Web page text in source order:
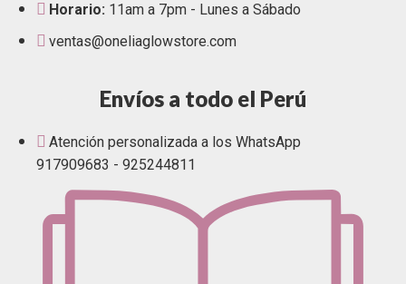
Horario: 11am a 7pm - Lunes a Sábado
ventas@oneliaglowstore.com
Envíos a todo el Perú
Atención personalizada a los WhatsApp
917909683 - 925244811